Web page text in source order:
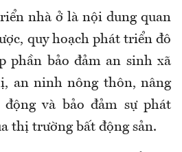
nhà ở là nội dung quan
quy hoạch phát triển đô
phần bảo đảm an sinh xã
an ninh nông thôn, nâng
động và bảo đảm sự phát
thị trường bất động sản.